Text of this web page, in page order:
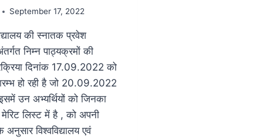
September 17, 2022
की स्नातक प्रवेश
निम्न पाठ्यक्रमों की
दिनांक 17.09.2022 को
हो रही है जो 20.09.2022
उन अभ्यर्थियों को जिनका
लिस्ट में है , को अपनी
अनुसार विश्वविद्यालय एवं